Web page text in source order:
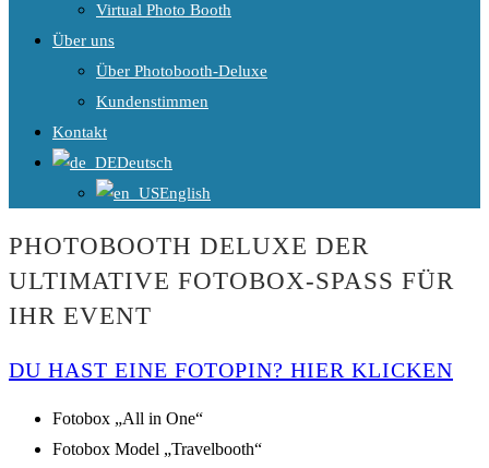
Virtual Photo Booth
Über uns
Über Photobooth-Deluxe
Kundenstimmen
Kontakt
Deutsch
English
PHOTOBOOTH DELUXE DER
ULTIMATIVE FOTOBOX-SPASS FÜR I
HR EVENT
DU HAST EINE FOTOPIN? HIER KLICKEN
Fotobox „All in One“
Fotobox Model „Travelbooth“